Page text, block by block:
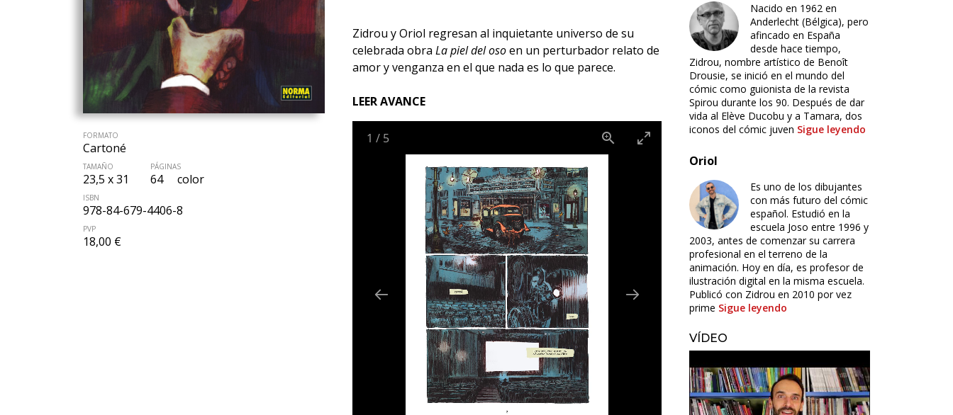
FORMATO
Cartoné
TAMAÑO
23,5 x 31
PÁGINAS
64 color
ISBN
978-84-679-4406-8
PVP
18,00 €
Zidrou y Oriol regresan al inquietante universo de su
celebrada obra La piel del osoen un perturbador relato de
amor y venganza en el que nada es lo que parece.
LEER AVANCE
1 / 5
Nacido en 1962 en
Anderlecht (Bélgica), pero
afincado en España
desde hace tiempo,
Zidrou, nombre artístico de Benoît
Drousie, se inició en el mundo del
cómic como guionista de la revista
Spirou durante los 90. Después de dar
vida al Elève Ducobu y a Tamara, dos
iconos del cómic juven Sigue leyendo
Oriol
Es uno de los dibujantes
con más futuro del cómic
español. Estudió en la
escuela Joso entre 1996 y
2003, antes de comenzar su carrera
profesional en el terreno de la
animación. Hoy en día, es profesor de
ilustración digital en la misma escuela.
Publicó con Zidrou en 2010 por vez
prime Sigue leyendo
VÍDEO